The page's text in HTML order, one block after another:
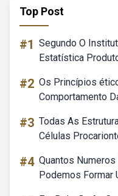
Top Post
#1 Segundo O
Estatística
#2 Os Princípios
Comportamento
#3 Todas As
Células
#4 Quantos
Podemos Formar